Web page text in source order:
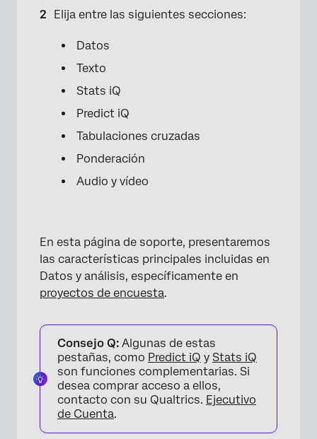
Elija entre las siguientes secciones:
Datos
Texto
Stats iQ
Predict iQ
Tabulaciones cruzadas
Ponderación
Audio y vídeo
En esta página de soporte, presentaremos
las características principales incluidas en
Datos y análisis, específicamente en
proyectos de encuesta.
Consejo Q: Algunas de estas
pestañas, como Predict iQ y Stats iQ
son funciones complementarias. Si
desea comprar acceso a ellos,
contacto con su Qualtrics. Ejecutivo
de Cuenta.